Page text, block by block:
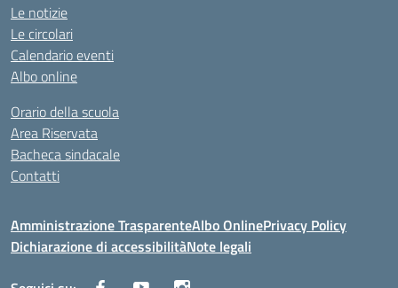
Le notizie
Le circolari
Calendario eventi
Albo online
Orario della scuola
Area Riservata
Bacheca sindacale
Contatti
Amministrazione TrasparenteAlbo OnlinePrivacy Policy
Dichiarazione di accessibilitàNote legali